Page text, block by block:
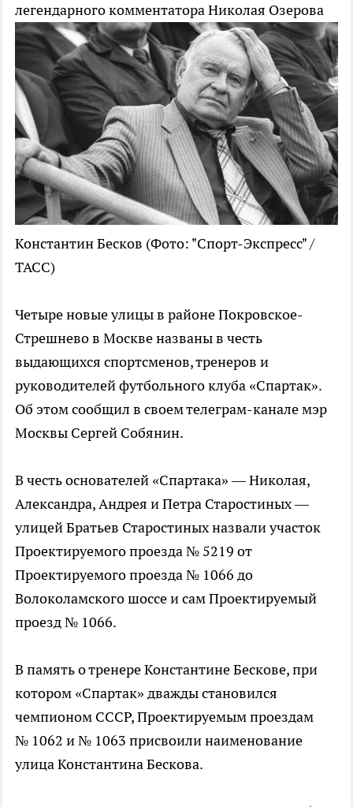
легендарного комментатора Николая Озерова
Константин Бесков (Фото: "Спорт-Экспресс" /
ТАСС)
Четыре новые улицы в районе Покровское-
Стрешнево в Москве названы в честь
выдающихся спортсменов, тренеров и
руководителей футбольного клуба «Спартак».
Об этом сообщил в своем телеграм-канале мэр
Москвы Сергей Собянин.
В честь основателей «Спартака» — Николая,
Александра, Андрея и Петра Старостиных —
улицей Братьев Старостиных назвали участок
Проектируемого проезда № 5219 от
Проектируемого проезда № 1066 до
Волоколамского шоссе и сам Проектируемый
проезд № 1066.
В память о тренере Константине Бескове, при
котором «Спартак» дважды становился
чемпионом СССР, Проектируемым проездам
№ 1062 и № 1063 присвоили наименование
улица Константина Бескова.